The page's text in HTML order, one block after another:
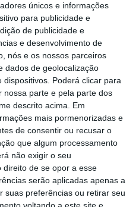
únicos e informações
para publicidade e
de publicidade e
e desenvolvimento de
nós e os nossos parceiros
dados de geolocalização
Poderá clicar para
nossa parte e pela parte dos
descrito acima. Em
mais pormenorizadas e
de consentir ou recusar o
que algum processamento
não exigir o seu
de se opor a esse
serão aplicadas apenas a
suas preferências ou retirar seu
apoio das sociedades
e Hellman & Friedman,
no
e resseguros
em várias linhas de
Vida, tendo atingido
em prémios em
se pela
tecnologia, análise de
de subscrição de